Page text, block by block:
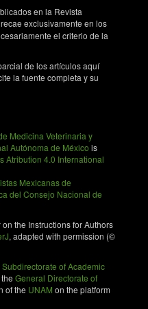
en la Revista
recae exclusivamente en los
el criterio de la
de los artículos aquí
la fuente completa y su
Medicina Veterinaria y
Autónoma de México is
Atribution 4.0 International
Mexicanas de
del Consejo Nacional de
the Instructions for Authors
, adapted with permission (©
Subdirectorate of Academic
General Directorate of
of the UNAM on the platform